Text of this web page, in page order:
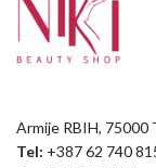
Armije RBIH, 75000
Tel: +387 62 740